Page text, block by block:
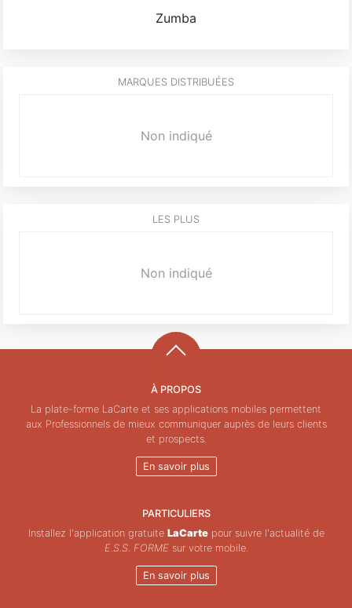
Zumba
MARQUES DISTRIBUÉES
Non indiqué
LES PLUS
Non indiqué
À PROPOS
La plate-forme LaCarte et ses applications mobiles permettent
aux Professionnels de mieux communiquer auprès de leurs clients
et prospects.
En savoir plus
PARTICULIERS
Installez l'application gratuite LaCartepour suivre l'actualité de
E.S.S. FORMEsur votre mobile.
En savoir plus